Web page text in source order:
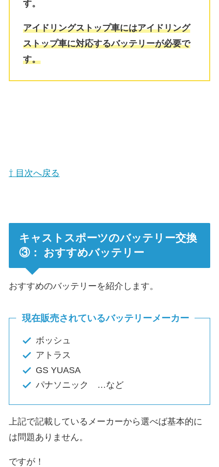
す。
アイドリングストップ車にはアイドリング
ストップ車に対応するバッテリーが必要で
す。
⇧ 目次へ戻る
キャストスポーツのバッテリー交換
③： おすすめバッテリー
おすすめのバッテリーを紹介します。
現在販売されているバッテリーメーカー
ボッシュ
アトラス
GS YUASA
パナソニック …など
上記で記載しているメーカーから選べば基本的に
は問題ありません。
ですが！